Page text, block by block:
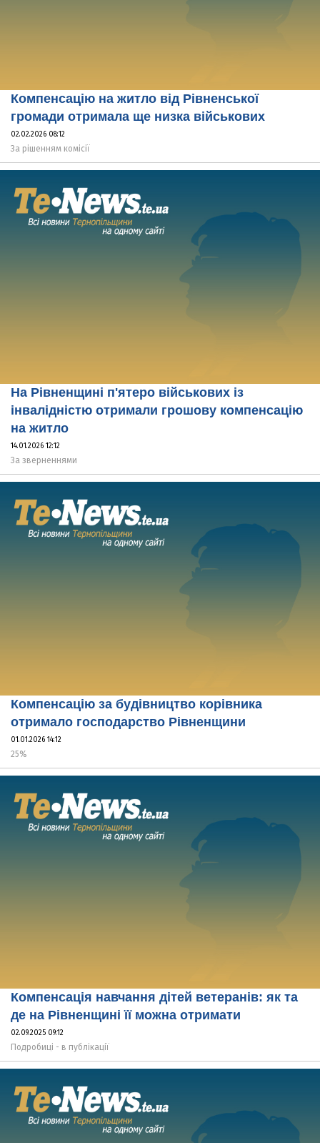
Компенсацію на житло від Рівненської
громади отримала ще низка військових
02.02.2026 08:12
За рішенням комісії
На Рівненщині п'ятеро військових із
інвалідністю отримали грошову компенсацію
на житло
14.01.2026 12:12
За зверненнями
Компенсацію за будівництво корівника
отримало господарство Рівненщини
01.01.2026 14:12
25%
Компенсація навчання дітей ветеранів: як та
де на Рівненщині її можна отримати
02.09.2025 09:12
Подробиці - в публікації